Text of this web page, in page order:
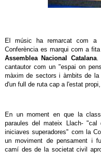
El músic ha remarcat com a
Conferència es marqui com a
Assemblea Nacional Catalana.
cantautor com un "espai on
màxim de sectors i àmbits de
d'un full de ruta cap a l'estat
En un moment en que la
paraules del mateix Llach-
iniciaves superadores" com la
un moviment de pensament i
camí des de la societat civil